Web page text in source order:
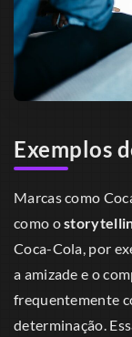
Exemplos
Marcas como
como o
Coca-Cola, por
a amizade e o
frequentemente
determinação.